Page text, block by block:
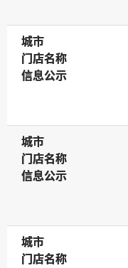
城市
城市
门店名称
门店名称
信息公示
信息公示
城市
城市
门店名称
门店名称
信息公示
信息公示
城市
城市
门店名称
门店名称